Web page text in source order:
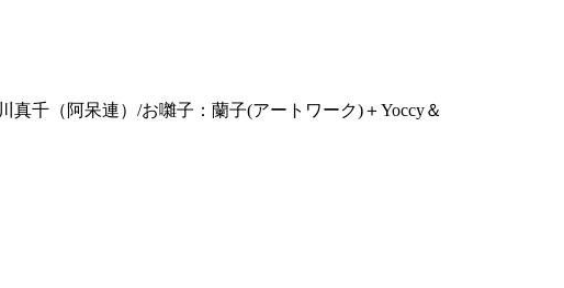
真千（阿呆連）/お囃子：蘭子(アートワーク)＋Yoccy＆